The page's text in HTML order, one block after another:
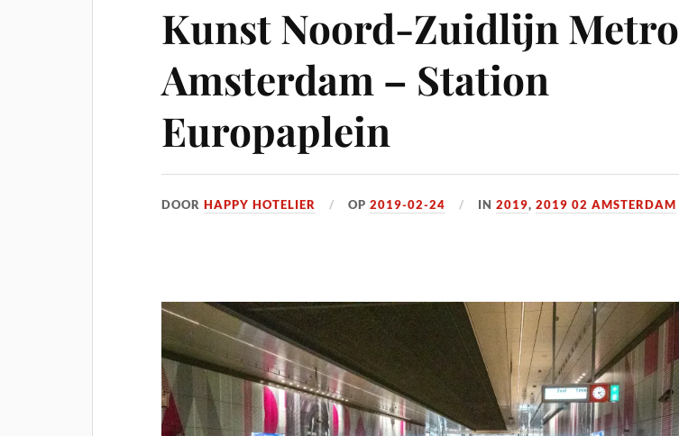
Kunst Noord-Zuidlijn Metro
Amsterdam – Station
Europaplein
DOORHAPPY HOTELIER OP2019-02-24 IN2019,2019 02 AMSTERDAM